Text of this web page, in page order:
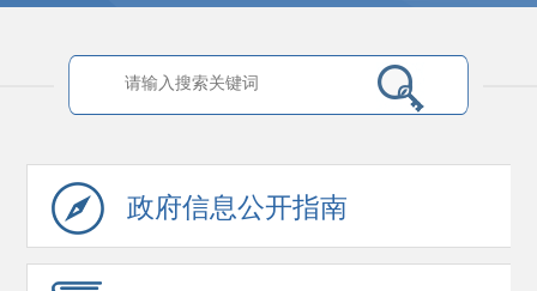
政府信息公开指南